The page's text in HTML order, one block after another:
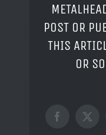
POST OR
THIS
OR
Facebook
X